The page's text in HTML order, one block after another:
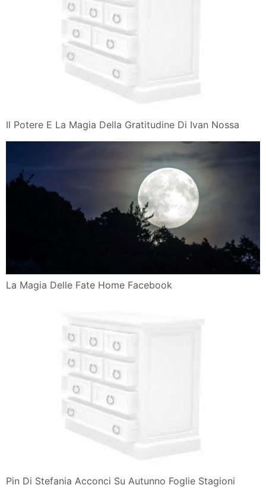
Il Potere E La Magia Della Gratitudine Di Ivan Nossa
La Magia Delle Fate Home Facebook
Pin Di Stefania Acconci Su Autunno Foglie Stagioni